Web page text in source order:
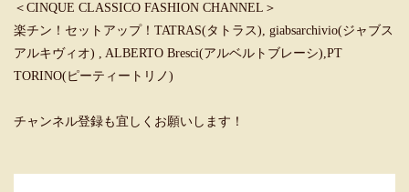
＜CINQUE CLASSICO FASHION CHANNEL＞
楽チン！セットアップ！TATRAS(タトラス), giabsarchivio(ジャブス
アルキヴィオ) , ALBERTO Bresci(アルベルトブレーシ),PT
TORINO(ピーティートリノ)
チャンネル登録も宜しくお願いします！